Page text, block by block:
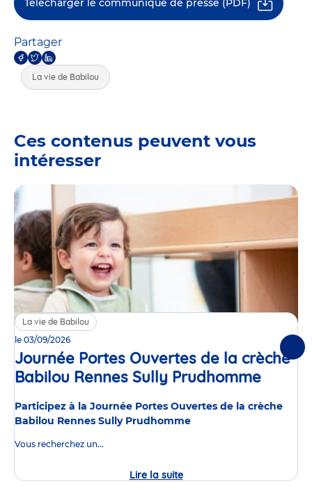
Télécharger le communiqué de presse (PDF)
Partager
La vie de Babilou
Ces contenus peuvent vous
intéresser
La vie de Babilou
le 03/09/2026
Journée Portes Ouvertes de la crèche
Babilou Rennes Sully Prudhomme
Participez à la Journée Portes Ouvertes de la crèche
Babilou Rennes Sully Prudhomme
Vous recherchez un...
Lire la suiteJournée
Portes